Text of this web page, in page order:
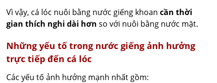
Vì vậy, cá lóc nuôi bằng nước giếng khoancần thời
gian thích nghi dài hơn so với nuôi bằng nước mặt.
Những yếu tố trong nước giếng ảnh hưởng
trực tiếp đến cá lóc
Các yếu tố ảnh hưởng mạnh nhất gồm: